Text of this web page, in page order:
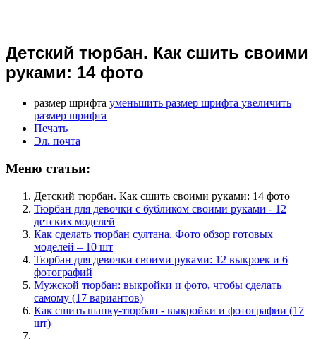
Детский тюрбан. Как сшить своими
руками: 14 фото
размер шрифта уменьшить размер шрифта увеличить
размер шрифта
Печать
Эл. почта
Меню статьи:
Детский тюрбан. Как сшить своими руками: 14 фото
Тюрбан для девочки с бубликом своими руками - 12
детских моделей
Как сделать тюрбан султана. Фото обзор готовых
моделей – 10 шт
Тюрбан для девочки своими руками: 12 выкроек и 6
фотографий
Мужской тюрбан: выкройки и фото, чтобы сделать
самому (17 вариантов)
Как сшить шапку-тюрбан - выкройки и фотографии (17
шт)